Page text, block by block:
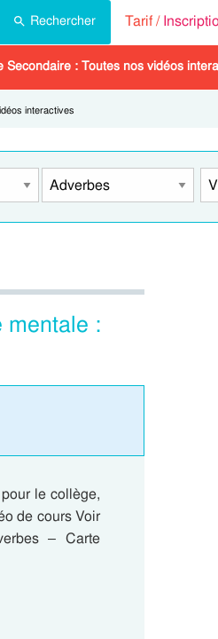
Rechercher Tarif /
Secondaire : Toutes nos vidéos
interactives
mentale :
le collège,
de cours Voir
– Carte